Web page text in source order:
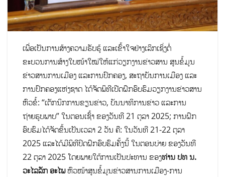
ເພື່ອເປັນການສ້າງຄວາມຮັບຮູ້ ແລະເຂົ້າໃຈຢ່າງເລິກເຊິ່ງຕໍ່
ຂະບວນການສ້າງໃບໜ້າໃໝ່ໃຫ້ແກ່ວຽກງານຂ່າວສານ ສູນຂໍ້ມູນ
ຂ່າວສານການເມືອງ ແລະການປົກຄອງ, ສະຖາບັນການເມືອງ ແລະ
ການປົກຄອງແຫ່ງຊາດ ໄດ້ຈັດພິທີເປີດຝຶກອົບຮົມວຽກງານຂ່າວສານ
ຫົວຂໍ້: “ເຕັກນິກການຂຽນຂ່າວ, ບັນນາທິການຂ່າວ ແລະການ
ຖ່າຍຮູບພາບ” ໃນຕອນເຊົ້າ ຂອງວັນທີ 21 ຕຸລາ 2025; ການຝຶກ
ອົບຮົມໄດ້ຈັດຂຶ້ນເປັນເວລາ 2 ວັນ ຄື: ໃນວັນທີ 21-22 ຕຸລາ
2025 ແລະໄດ້ມີພິທີປິດຝຶກອົບຮົມຄັ້ງນີ້ ໃນຕອນບ່າຍ ຂອງວັນທີ
22 ຕຸລາ 2025 ໂດຍພາຍໃຕ້ການເປັນປະທານ ຂອງທ່ານ ປທ ນ.
ວະໄລລັກ ອະໄພຫົວໜ້າສູນຂໍ້ມູນຂ່າວສານການເມືອງ-ການ